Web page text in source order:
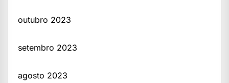
outubro 2023
setembro 2023
agosto 2023